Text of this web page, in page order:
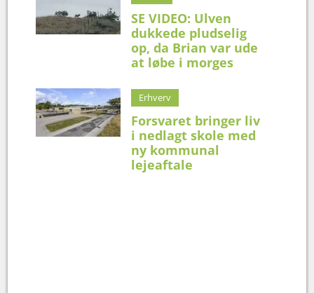
SE VIDEO: Ulven
dukkede pludselig
op, da Brian var ude
at løbe i morges
Erhverv
Forsvaret bringer liv
i nedlagt skole med
ny kommunal
lejeaftale